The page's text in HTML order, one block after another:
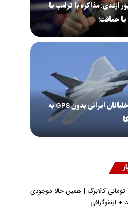
ازغدی: مذاکره با ترامپ یا
حماقت!
فیلم| حمله خلبانان ایرانی بدون GPS به
واریز ۴.۰۰۰.۰۰۰ تومانی کالابرگ | همین حالا موجودی
اینفوگرافی